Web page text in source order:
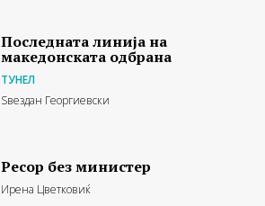
Последната линија на
македонската одбрана
ТУНЕЛ
Ѕвездан Георгиевски
Ресор без министер
Ирена Цветковиќ